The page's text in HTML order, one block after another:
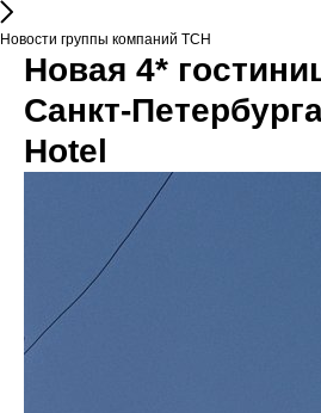
Новости группы компаний ТСН
Новая 4*
Санкт-
Hotel